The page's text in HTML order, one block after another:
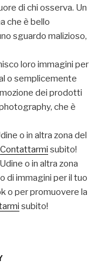
di chi osserva. Un
che è bello
sguardo malizioso,
loro immagini per
o semplicemente
dei prodotti
che è
o in altra zona del
Contattarmi subito!
o in altra zona
di immagini per il tuo
o per promuovere la
subito!